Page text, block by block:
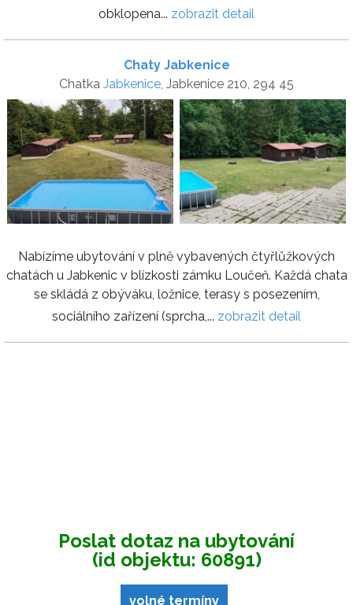
obklopena... zobrazit detail
Chaty Jabkenice
Chatka Jabkenice , Jabkenice 210, 294 45
Nabízíme ubytování v plně vybavených čtyřlůžkových
chatách u Jabkenic v blízkosti zámku Loučeň. Každá chata
se skládá z obýváku, ložnice, terasy s posezením,
sociálního zařízení (sprcha,... zobrazit detail
Poslat dotaz na ubytování
(id objektu: 60891)
volné termíny